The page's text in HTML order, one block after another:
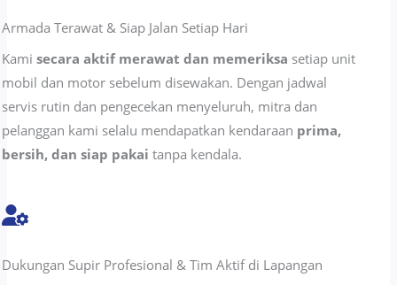
Armada Terawat & Siap Jalan Setiap Hari
Kamisecara aktif merawat dan memeriksa setiap unit
mobil dan motor sebelum disewakan. Dengan jadwal
servis rutin dan pengecekan menyeluruh, mitra dan
pelanggan kami selalu mendapatkan kendaraan prima,
bersih, dan siap pakai tanpa kendala.
Dukungan Supir Profesional & Tim Aktif di Lapangan